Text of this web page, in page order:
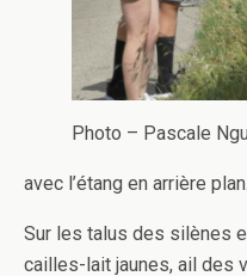
Photo – Pascale
avec l’étang en arrière plan.
Sur les talus des silènes
cailles-lait jaunes, ail des